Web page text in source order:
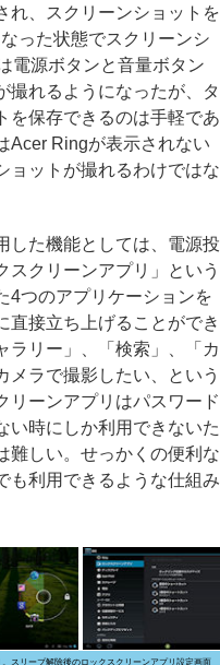
れ、スクリーンショットを
った状態でスクリーンシ
電源ボタンと音量ボタン
撮れるようになったが、タ
を保存できるのは手軽であ
Acer Ringが表示されない
ョットが撮れるわけではな
た機能としては、電源投
スクリーンアプリ」という
4つのアプリケーションを
直接立ち上げることができ
ラリー」、「検索」、「カ
メラで撮影したい、という
リーンアプリはパスワード
い時にしか利用できないた
難しい。せっかくの便利な
も利用できるような仕組み
スリープ解除後のロックスクリーンアプリ設定画面